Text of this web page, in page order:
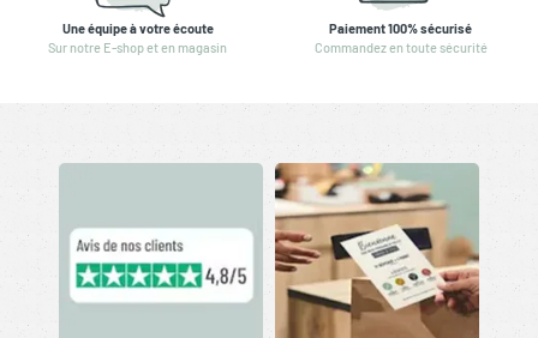
Une équipe à votre écoute
Sur notre E-shop et en magasin
Paiement 100% sécurisé
Commandez en toute sécurité